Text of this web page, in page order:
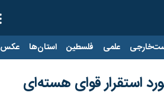
علمی فلسطین استان‌ها عکس
استقرار قوای هسته‌ای